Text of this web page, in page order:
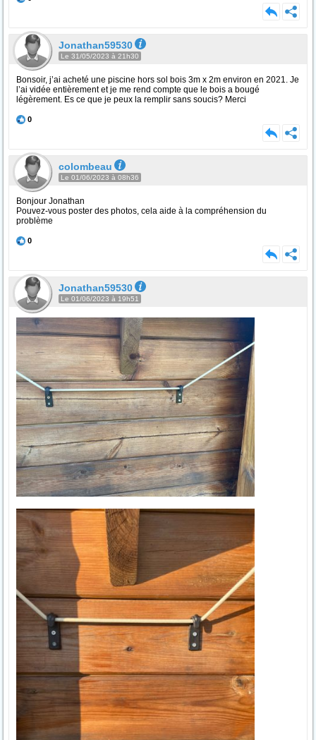
Jonathan59530
Le 31/05/2023 à 21h30
Bonsoir, j’ai acheté une piscine hors sol bois 3m x 2m environ en 2021. Je
l’ai vidée entièrement et je me rend compte que le bois a bougé
légèrement. Es ce que je peux la remplir sans soucis? Merci
0
colombeau
Le 01/06/2023 à 08h36
Bonjour Jonathan
Pouvez-vous poster des photos, cela aide à la compréhension du
problème
0
Jonathan59530
Le 01/06/2023 à 19h51